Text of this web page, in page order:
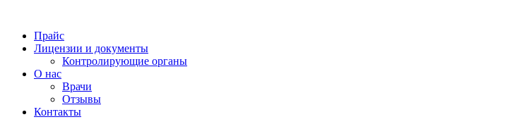
Прайс
Лицензии и документы
Контролирующие органы
О нас
Врачи
Отзывы
Контакты